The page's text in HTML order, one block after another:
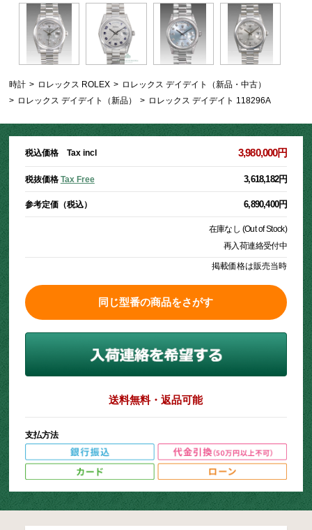
時計 > ロレックス ROLEX > ロレックス デイデイト（新品・中古）
> ロレックス デイデイト（新品） > ロレックス デイデイト 118296A
税込価格 Tax incl 3,980,000円
税抜価格 Tax Free 3,618,182円
参考定価（税込） 6,890,400円
在庫なし (Out of Stock)
再入荷連絡受付中
掲載価格は販売当時
同じ型番の商品をさがす
送料無料・返品可能
支払方法